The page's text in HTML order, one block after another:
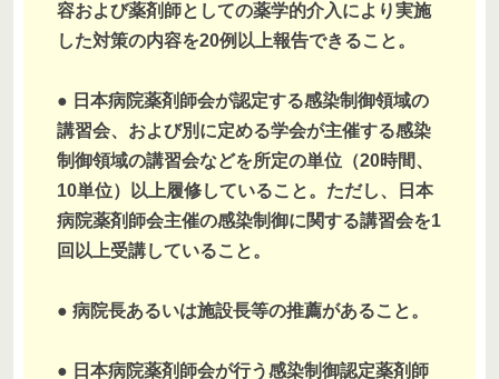
容および薬剤師としての薬学的介入により実施
した対策の内容を20例以上報告できること。
● 日本病院薬剤師会が認定する感染制御領域の
講習会、および別に定める学会が主催する感染
制御領域の講習会などを所定の単位（20時間、
10単位）以上履修していること。ただし、日本
病院薬剤師会主催の感染制御に関する講習会を1
回以上受講していること。
● 病院長あるいは施設長等の推薦があること。
● 日本病院薬剤師会が行う感染制御認定薬剤師